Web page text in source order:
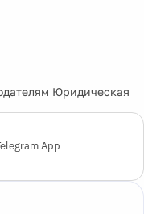
Юридическая
App